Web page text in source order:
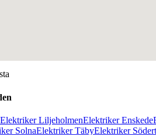
Elektriker LiljeholmenElektriker Enskede
SolnaElektriker TäbyElektriker